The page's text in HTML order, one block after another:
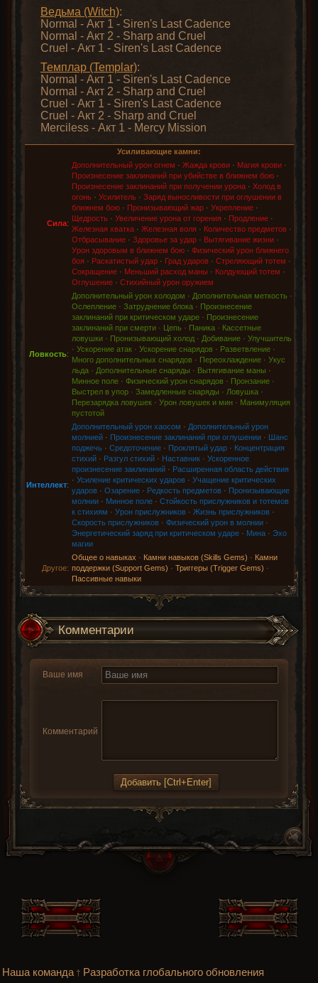
Ведьма (Witch):
Normal - Акт 1 - Siren's Last Cadence
Normal - Акт 2 - Sharp and Cruel
Cruel - Акт 1 - Siren's Last Cadence
Темплар (Templar):
Normal - Акт 1 - Siren's Last Cadence
Normal - Акт 2 - Sharp and Cruel
Cruel - Акт 1 - Siren's Last Cadence
Cruel - Акт 2 - Sharp and Cruel
Merciless - Акт 1 - Mercy Mission
Усиливающие камни:
Сила:
Дополнительный урон огнем · Жажда крови· Магия крови·
Произнесение заклинаний при убийстве в ближнем бою·
Произнесение заклинаний при получении урона· Холод в
огонь· Усилитель· Заряд выносливости при оглушении в
ближнем бою· Пронизывающий жар· Укрепление·
Щедрость· Увеличение урона от горения· Продление·
Железная хватка· Железная воля· Количество предметов·
Отбрасывание· Здоровье за удар· Вытягивание жизни·
Урон здоровым в ближнем бою· Физический урон ближнего
боя· Раскатистый удар· Град ударов· Стреляющий тотем ·
Сокращение· Меньший расход маны · Колдующий тотем ·
Оглушение· Стихийный урон оружием
Ловкость:
Дополнительный урон холодом · Дополнительная меткость ·
Ослепление· Затруднение блока· Произнесение
заклинаний при критическом ударе· Произнесение
заклинаний при смерти· Цепь · Паника· Кассетные
ловушки· Пронизывающий холод· Добивание· Улучшитель
· Ускорение атак· Ускорение снарядов· Разветвление·
Много дополнительных снарядов· Переохлаждение· Укус
льда· Дополнительные снаряды · Вытягивание маны ·
Минное поле· Физический урон снарядов· Пронзание·
Выстрел в упор· Замедленные снаряды · Ловушка·
Перезарядка ловушек· Урон ловушек и мин· Манимуляция
пустотой
Интеллект:
Дополнительный урон хаосом · Дополнительный урон
молнией· Произнесение заклинаний при оглушении· Шанс
поджечь· Средоточение· Проклятый удар· Концентрация
стихий· Разгул стихий· Наставник· Ускоренное
произнесение заклинаний· Расширенная область действия
· Усиление критических ударов· Учащение критических
ударов· Озарение· Редкость предметов· Пронизывающие
молнии· Минное поле· Стойкость прислужников и тотемов
к стихиям · Урон прислужников· Жизнь прислужников·
Скорость прислужников· Физический урон в молнии·
Энергетический заряд при критическом ударе· Мина· Эхо
магии
Другое:
Общее о навыках · Камни навыков (Skills Gems) · Камни
поддержки (Support Gems) · Триггеры (Trigger Gems) ·
Пассивные навыки
Комментарии
Ваше имя
Комментарий
Наша команда† Разработка глобального обновления